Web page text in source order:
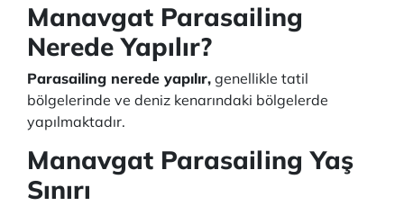
Manavgat Parasailing
Nerede Yapılır?
Parasailing nerede yapılır, genellikle tatil
bölgelerinde ve deniz kenarındaki bölgelerde
yapılmaktadır.
Manavgat Parasailing Yaş
Sınırı